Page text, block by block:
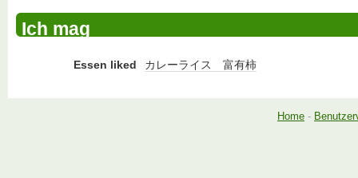
Ich mag
Essen liked カレーライス 富有柿
Home -